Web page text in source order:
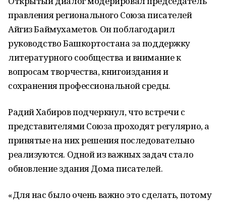
правления регионального Союза писателей
Айгиз Баймухаметов. Он поблагодарил
руководство Башкортостана за поддержку
литературного сообщества и внимание к
вопросам творчества, книгоиздания и
сохранения профессиональной среды.
Радий Хабиров подчеркнул, что встречи с
представителями Союза проходят регулярно, а
принятые на них решения последовательно
реализуются. Одной из важных задач стало
обновление здания Дома писателей.
«Для нас было очень важно это сделать, потому